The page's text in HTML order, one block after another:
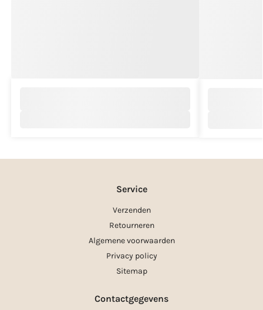
Service
Verzenden
Retourneren
Algemene voorwaarden
Privacy policy
Sitemap
Contactgegevens